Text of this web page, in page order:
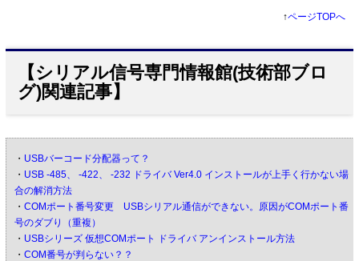
↑ページTOPへ
【シリアル信号専門情報館(技術部ブロ
グ)関連記事】
・ USBバーコード分配器って？
・ USB -485、 -422、 -232 ドライバ Ver4.0 インストールが上手く行かない場
合の解消方法
・ COMポート番号変更 USBシリアル通信ができない。原因がCOMポート番
号のダブり（重複）
・ USBシリーズ 仮想COMポート ドライバ アンインストール方法
・ COM番号が判らない？？